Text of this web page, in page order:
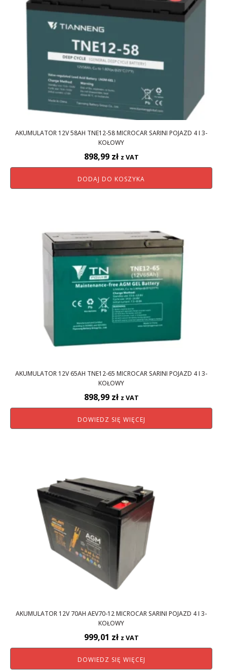
AKUMULATOR 12V 58AH TNE12-58 MICROCAR SARINI POJAZD 4 I 3-
KOŁOWY
898,99 zł z VAT
DODAJ DO KOSZYKA
AKUMULATOR 12V 65AH TNE12-65 MICROCAR SARINI POJAZD 4 I 3-
KOŁOWY
898,99 zł z VAT
DOWIEDZ SIĘ WIĘCEJ
AKUMULATOR 12V 70AH AEV70-12 MICROCAR SARINI POJAZD 4 I 3-
KOŁOWY
999,01 zł z VAT
DOWIEDZ SIĘ WIĘCEJ